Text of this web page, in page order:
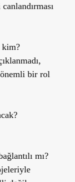
kim?
bir rol
mı?